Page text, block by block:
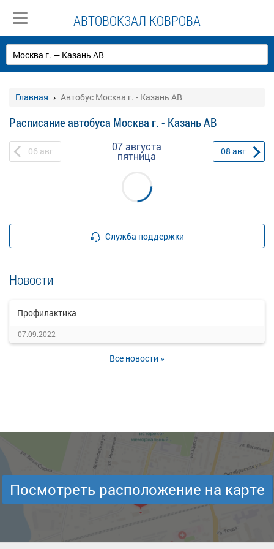
АВТОВОКЗАЛ КОВРОВА
Главная Автобус Москва г. - Казань АВ
Расписание автобуса Москва г. - Казань АВ
06 авг 07 августа
пятница 08 авг
Служба поддержки
Новости
Профилактика
07.09.2022
Все новости »
Посмотреть расположение на карте